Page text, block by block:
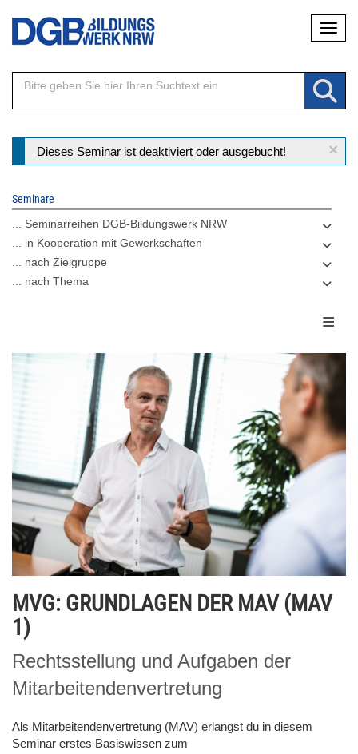
Direkt
Inhalt
×
Statusmeldung
Dieses Seminar ist deaktiviert oder ausgebucht!
Seminare
... Seminarreihen DGB-Bildungswerk NRW
... in Kooperation mit Gewerkschaften
... nach Zielgruppe
... nach Thema
MVG: GRUNDLAGEN DER MAV (MAV
1)
Rechtsstellung und Aufgaben der
Mitarbeitendenvertretung
Als Mitarbeitendenvertretung (MAV) erlangst du in diesem
Seminar erstes Basiswissen zum